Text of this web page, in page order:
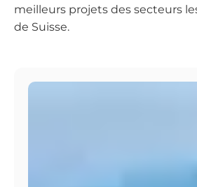
meilleurs projets des secteurs
de Suisse.